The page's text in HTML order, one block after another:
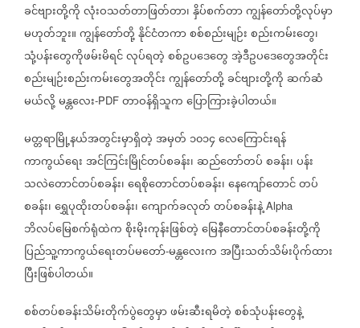
ခင်ဗျားတို့ကိုလုံးဝသတ်တာဖြတ်တာ၊နှိပ်စက်တာကျွန်တော်တို့လုပ်မှာ
မဟုတ်ဘူး။ကျွန်တော်တို့နိုင်ငံတကာစစ်စည်းမျဉ်းစည်းကမ်းတွေ၊
သုံ့ပန်းတွေကိုဖမ်းမိရင်လုပ်ရတဲ့စစ်ဥပဒေတွေအဲ့ဒီဥပဒေတွေအတိုင်း
စည်းမျဉ်းစည်းကမ်းတွေအတိုင်းကျွန်တော်တို့ခင်ဗျားတို့ကိုဆက်ဆံ
မယ်လို့မန္တလေး-PDF တာဝန်ရှိသူကပြောကြားခဲ့ပါတယ်။
မတ္တရာမြို့နယ်အတွင်းမှာရှိတဲ့အမှတ် ၁၀၁၄လေကြောင်းရန်
ကာကွယ်ရေးအင်ကြင်းမြိုင်တပ်စခန်း၊ဆည်တော်တပ်စခန်း၊ပန်း
သလဲတောင်တပ်စခန်း၊ရေစိုတောင်တပ်စခန်း၊နေကျော်တောင်တပ်
စခန်း၊ရွှေပုထိုးတပ်စခန်း၊ကျောက်ခလုတ်တပ်စခန်းနဲ့ Alpha
ဘိလပ်မြေစက်ရုံထဲကစိုးမိုးကုန်းဖြစ်တဲ့မြေနီတောင်တပ်စခန်းတို့ကို
ပြည်သူ့ကာကွယ်ရေးတပ်မတော်-မန္တလေးကအပြီးသတ်သိမ်းပိုက်ထား
ပြီးဖြစ်ပါတယ်။
စစ်တပ်စခန်းသိမ်းတိုက်ပွဲတွေမှာဖမ်းဆီးရမိတဲ့စစ်သုံပန်းတွေနဲ့